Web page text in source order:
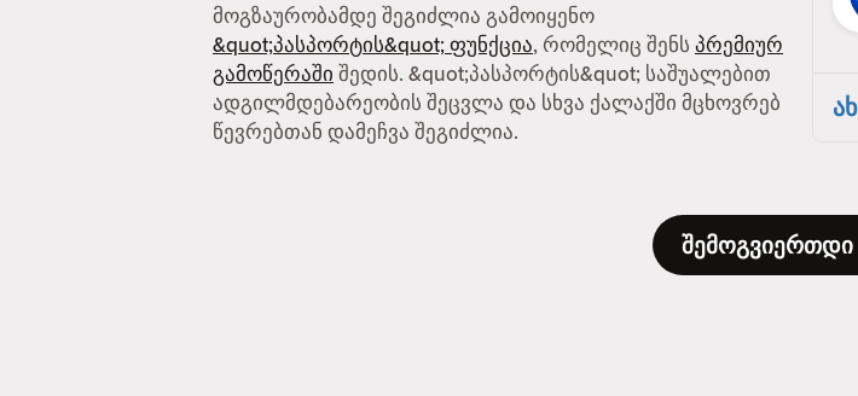
მოგზაურობამდე შეგიძლია გამოიყენო
&quot;პასპორტის&quot; ფუნქცია, რომელიც შენს პრემიურ
გამოწერაში შედის. &quot;პასპორტის&quot; საშუალებით
ადგილმდებარეობის შეცვლა და სხვა ქალაქში მცხოვრებ
წევრებთან დამეჩვა შეგიძლია.